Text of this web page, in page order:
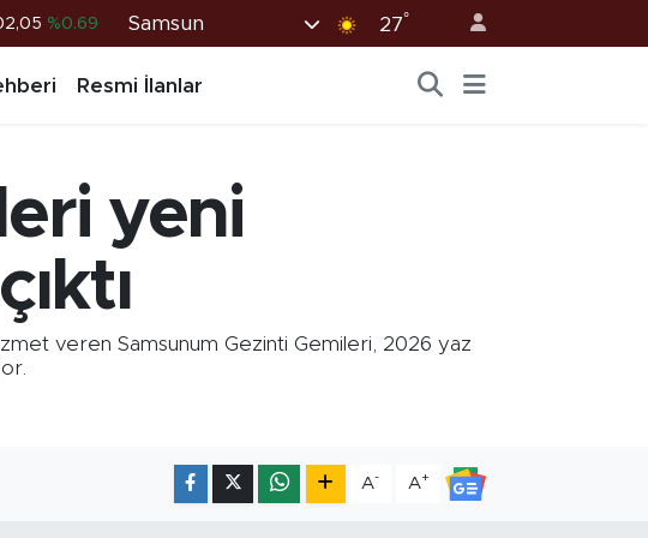
%0.06
13.768 %48
%0.69
Samsun 27°
Resmi İlanlar
yeni
veren Samsunum Gezinti Gemileri, 2026 yaz
A- A+